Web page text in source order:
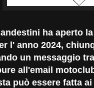
ha aperto
l' anno 2024,
un messaggio
all'email
può essere fatta